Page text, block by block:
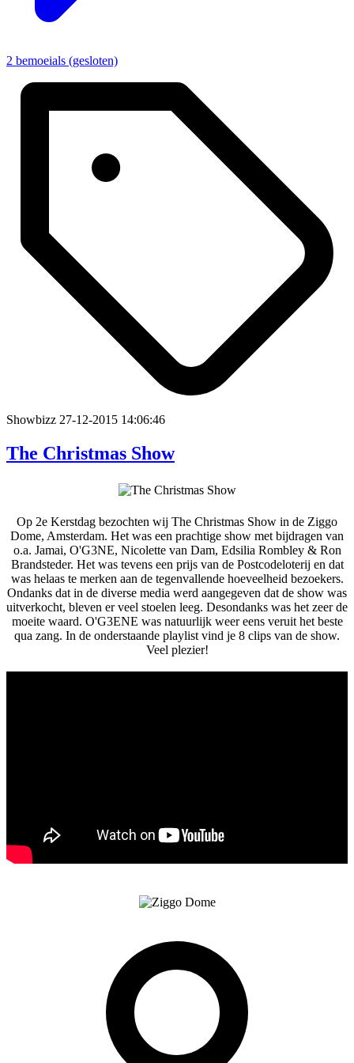
2 bemoeials (gesloten)
Showbizz 27-12-2015 14:06:46
The Christmas Show
Op 2e Kerstdag bezochten wij The Christmas Show in de Ziggo
Dome, Amsterdam. Het was een prachtige show met bijdragen van
o.a. Jamai, O'G3NE, Nicolette van Dam, Edsilia Rombley & Ron
Brandsteder. Het was tevens een prijs van de Postcodeloterij en dat
was helaas te merken aan de tegenvallende hoeveelheid bezoekers.
Ondanks dat in de diverse media werd aangegeven dat de show was
uitverkocht, bleven er veel stoelen leeg. Desondanks was het zeer de
moeite waard. O'G3ENE was natuurlijk weer eens veruit het beste
qua zang. In de onderstaande playlist vind je 8 clips van de show.
Veel plezier!